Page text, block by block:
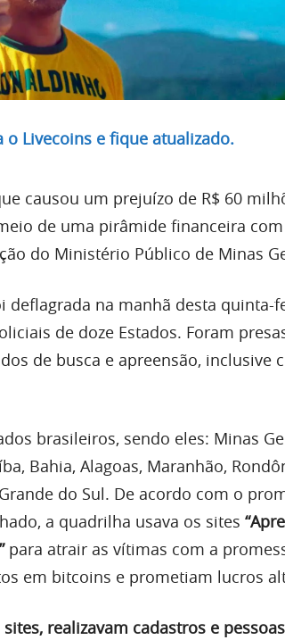
o Livecoins e fique atualizado.
causou um prejuízo de R$ 60
de uma pirâmide financeira
do Ministério Público de Minas
deflagrada na manhã desta quinta-
de doze Estados. Foram
de busca e apreensão, inclusive
brasileiros, sendo eles: Minas
Bahia, Alagoas, Maranhão,
do Sul. De acordo com o
a quadrilha usava os sites
para atrair as vítimas com a
em bitcoins e prometiam lucros
sites, realizavam cadastros e